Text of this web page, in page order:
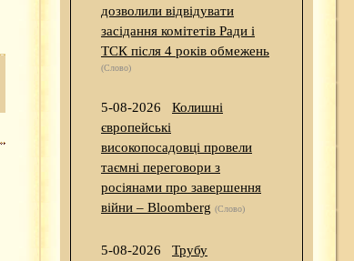
дозволили відвідувати
засідання комітетів Ради і
ТСК після 4 років обмежень
(Слово)
5-08-2026
Колишні
європейські
високопосадовці провели
таємні переговори з
росіянами про завершення
війни – Bloomberg (Слово)
5-08-2026
Трубу